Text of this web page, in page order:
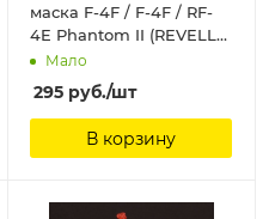
маска F-4F / F-4F / RF-
4E Phantom II (REVELL
#04308, #04313, #04615,
#04685, #04875) + маски
на диски и колеса KV
Models
Мало
295руб./шт
В корзину